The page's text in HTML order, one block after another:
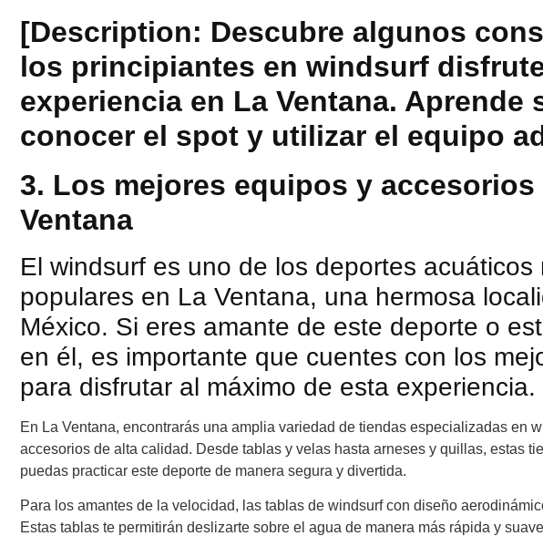
[Description: Descubre algunos
los principiantes en windsurf
experiencia en La Ventana. Aprende
conocer el spot y utilizar el equipo
3. Los mejores equipos y
Ventana
El windsurf es uno de los deportes
populares en La Ventana, una hermosa
México. Si eres amante de este deporte o
en él, es importante que cuentes con los
para disfrutar al máximo de esta experiencia.
En La Ventana, encontrarás una amplia variedad de tiendas especializadas en
accesorios de alta calidad. Desde tablas y velas hasta arneses y quillas, estas
puedas practicar este deporte de manera segura y divertida.
Para los amantes de la velocidad, las tablas de windsurf con diseño
Estas tablas te permitirán deslizarte sobre el agua de manera más rápida y